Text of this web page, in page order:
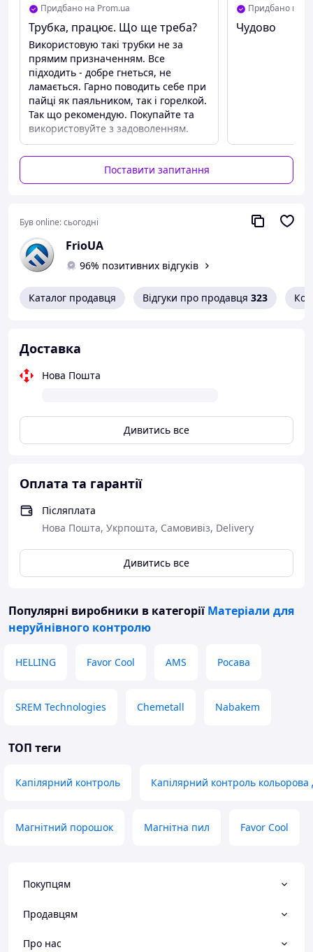
✔ Чудова стійкість до корозії та перепадів
температур
✔ Гнучка, легка в обробці та встановлення
✔ Екологічно безпечна та сертифікована мідь
✔ Постачається в зручній бухті завдовжки
метрів
Капілярна мідна трубка 2 мм — практичне рішення для
професійного застосування, що забезпечує надійну та
стабільну роботу обладнання.
Придбано на Prom.ua
Трубка, працює. Що ще треба?
Використовую такі трубки не за
прямим призначенням. Все
підходить - добре гнеться, не
ламається. Гарно поводить себе при
пайці як паяльником, так і горелкой.
Так що рекомендую. Покупайте та
використовуйте з задоволенням.
Придбано на
Чудово
Поставити запитання
Був online:сьогодні
FrioUA
96% позитивних відгуків
Каталог продавця Відгуки про продавця 323
Доставка
Нова Пошта
Дивитись все
Оплата та гарантії
Післяплата
Нова Пошта, Укрпошта, Самовивіз, Delivery
Дивитись все
Популярні виробники в категорії Матеріали для
неруйнівного контролю
HELLING Favor Cool AMS Росава
SREM Technologies Chemetall Nabakem
ТОП теги
Капілярний контроль Капілярний контроль кольорова
Магнітний порошок Магнітна пил Favor Cool
Покупцям
Продавцям
Про нас